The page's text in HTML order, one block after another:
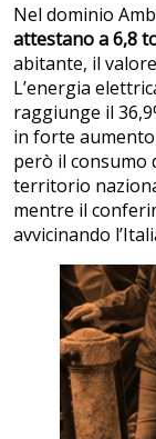
Nel dominio
attestano a 6,8
abitante, il
L’energia
raggiunge il
in forte aumento
però il consumo
territorio
mentre il
avvicinando